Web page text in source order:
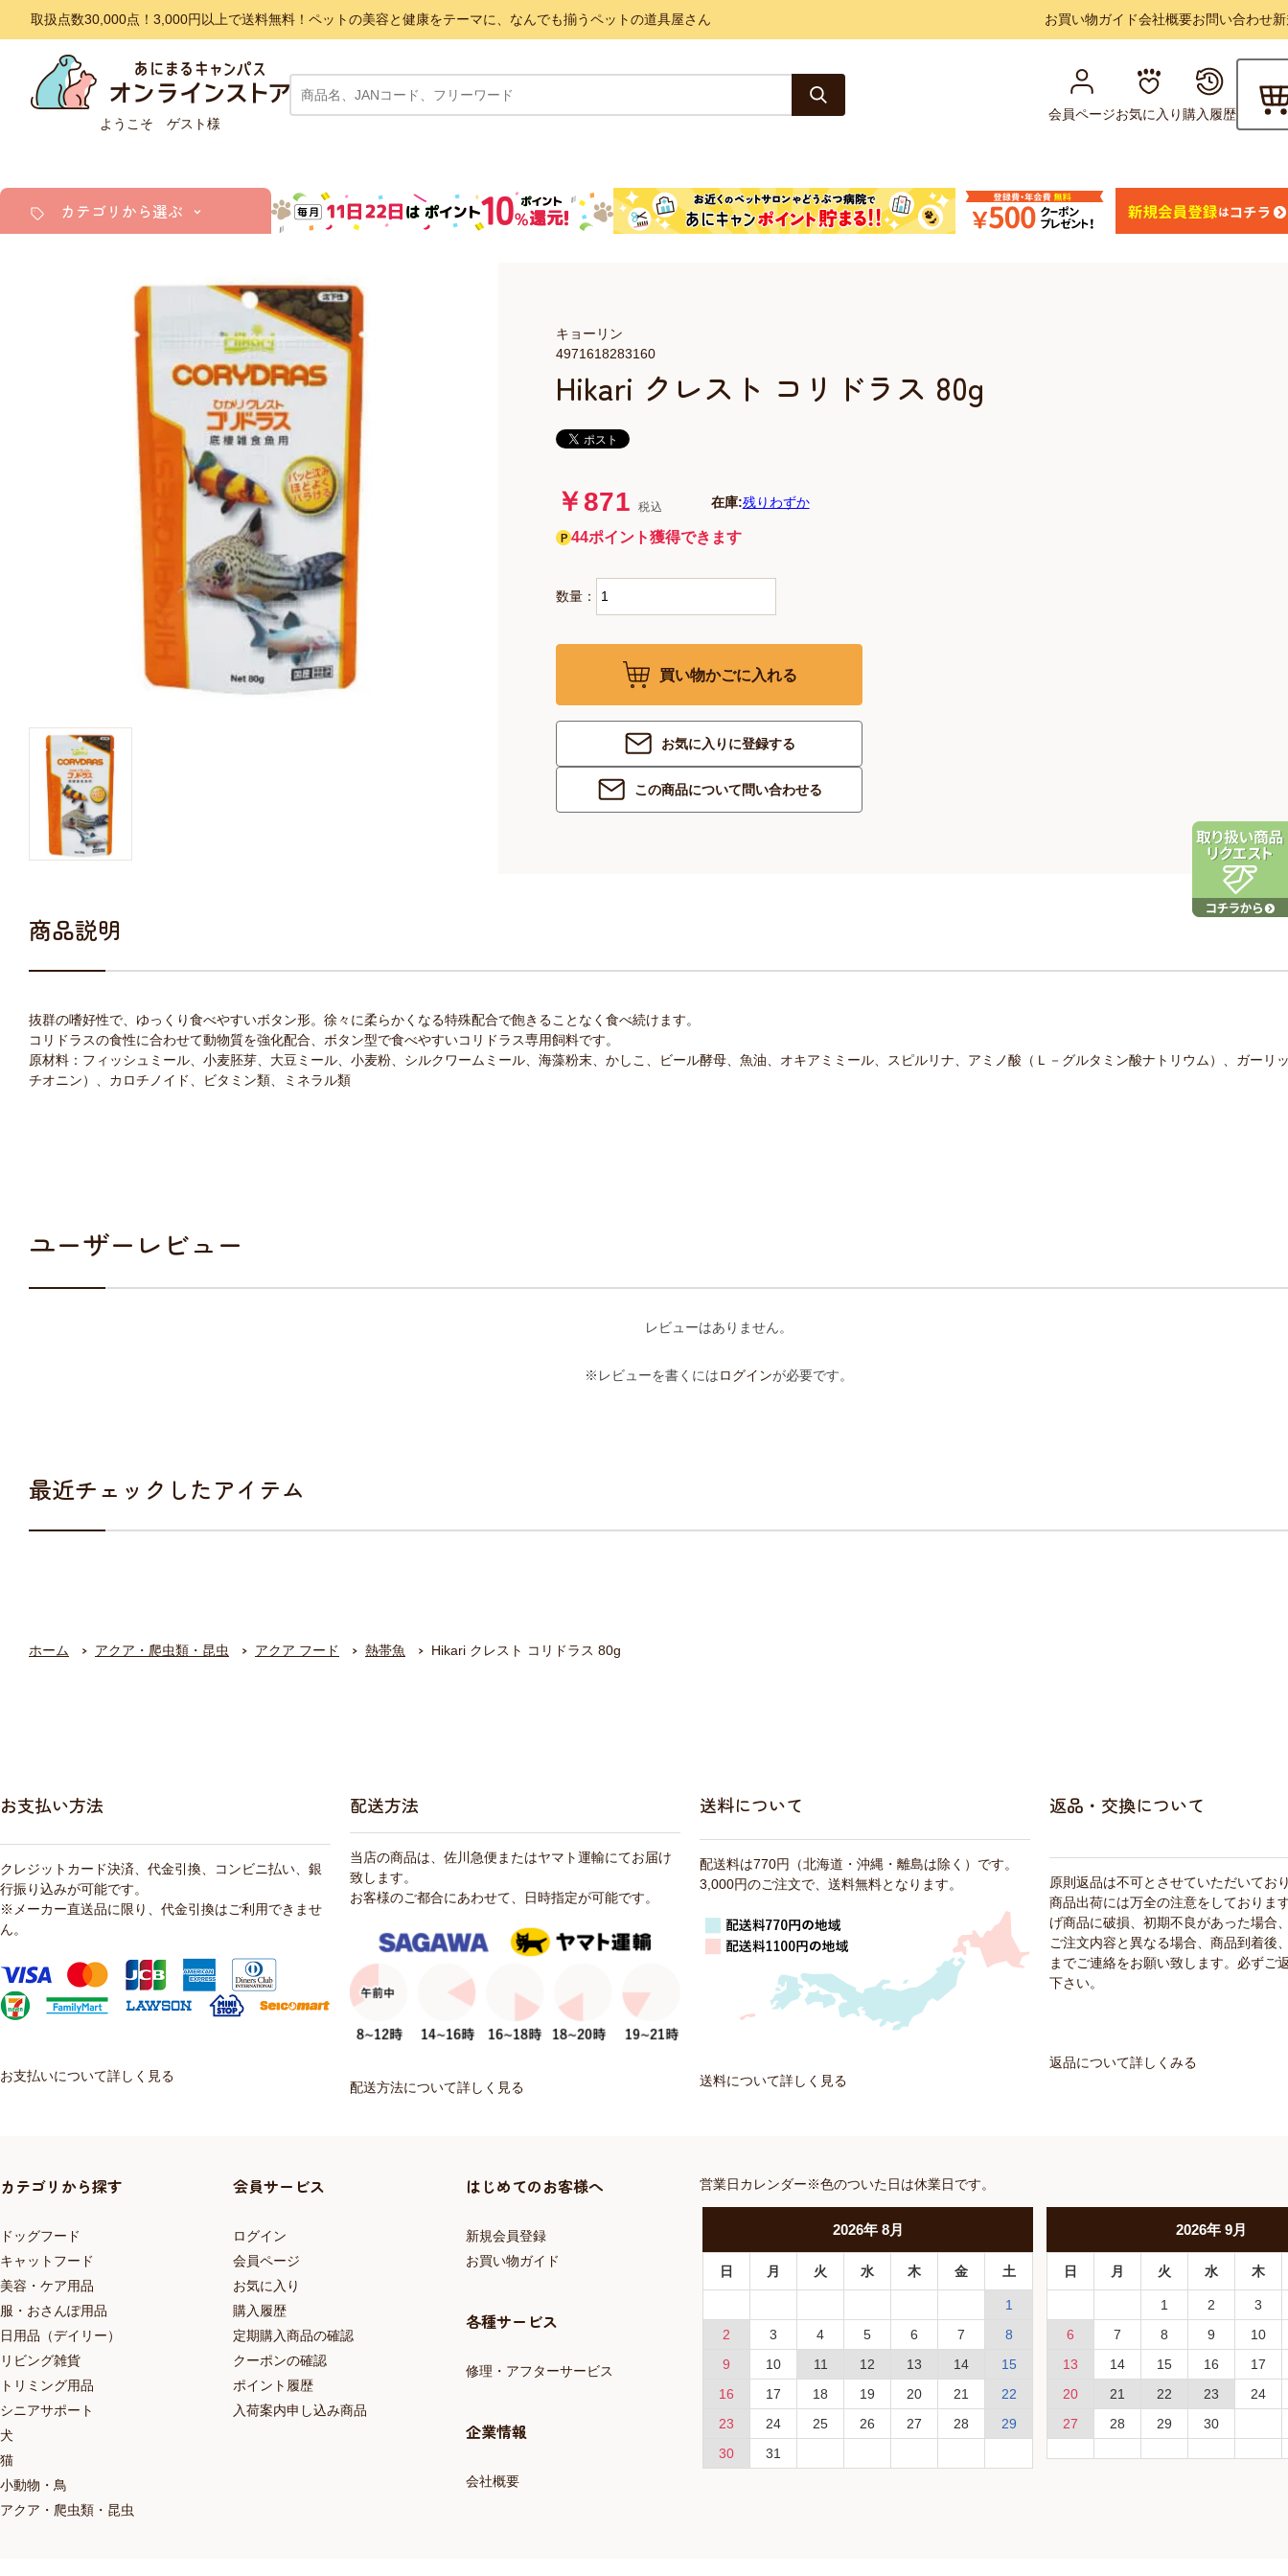
取扱点数30,000点！3,000円以上で送料無料！ペットの美容と健康をテーマに、なんでも揃うペットの道具屋さん お買い物ガイド会社概要お問い合わせ
ようこそ ゲスト様
会員ページお気に入り購入履歴
カテゴリから選ぶ
キャットフード
美容・ケア用品
服・おさんぽ用品
日用品（デイリー）
トリマーグッズ
Hikari クレスト コリドラス 80g
4971618283160
キョーリン
￥871 税込 在庫:残りわずか
44ポイント獲得できます
数量：
買い物かごに入れる
お気に入りに登録する
この商品について問い合わせる
商品説明
抜群の嗜好性で、ゆっくり食べやすいボタン形。徐々に柔らかくなる特殊配合で飽きることなく食べ続けます。
コリドラスの食性に合わせて動物質を強化配合、ボタン型で食べやすいコリドラス専用飼料です。
原材料：フィッシュミール、小麦胚芽、大豆ミール、小麦粉、シルクワームミール、海藻粉末、かしこ、ビール酵母、魚油、オキアミミール、スピルリナ、アミノ酸（Ｌ－グルタミン酸ナトリウム）、ガーリ
チオニン）、カロチノイド、ビタミン類、ミネラル類
ユーザーレビュー
レビューはありません。
※レビューを書くにはログインが必要です。
最近チェックしたアイテム
ホーム アクア・爬虫類・昆虫 アクア フード 熱帯魚 Hikari クレスト コリドラス 80g
お支払い方法
クレジットカード決済、代金引換、コンビニ払い、銀
行振り込みが可能です。
※メーカー直送品に限り、代金引換はご利用できませ
ん。
お支払いについて詳しく見る
配送方法
当店の商品は、佐川急便またはヤマト運輸にてお届け
致します。
お客様のご都合にあわせて、日時指定が可能です。
配送方法について詳しく見る
送料について
配送料は770円（北海道・沖縄・離島は除く）です。
3,000円のご注文で、送料無料となります。
送料について詳しく見る
返品・交換について
原則返品は不可とさせていただいてお
商品出荷には万全の注意をしておりま
げ商品に破損、初期不良があった場合
ご注文内容と異なる場合、商品到着後
までご連絡をお願い致します。必ずご
下さい。
返品について詳しくみる
カテゴリから探す
ドッグフード
キャットフード
美容・ケア用品
服・おさんぽ用品
日用品（デイリー）
リビング雑貨
トリミング用品
シニアサポート
犬
猫
小動物・鳥
アクア・爬虫類・昆虫
会員サービス
ログイン
会員ページ
お気に入り
購入履歴
定期購入商品の確認
クーポンの確認
ポイント履歴
入荷案内申し込み商品
はじめてのお客様へ
新規会員登録
お買い物ガイド
各種サービス
修理・アフターサービス
企業情報
会社概要
営業日カレンダー※色のついた日は休業日です。
2026年 8月
日 月 火 水 木 金 土
1
2
3 4 5 6 7
8
9
10 11 12 13 14
15
16
17 18 19 20 21
22
23
24 25 26 27 28
29
30
31
2026年9月
日 月 火 水 木
1 2
3
6
7 8 9
10
13
14 15 16
17
20
21 22 23
24
27
28 29 30